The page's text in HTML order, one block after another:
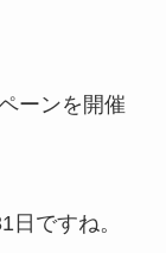
ーンを開催
ですね。